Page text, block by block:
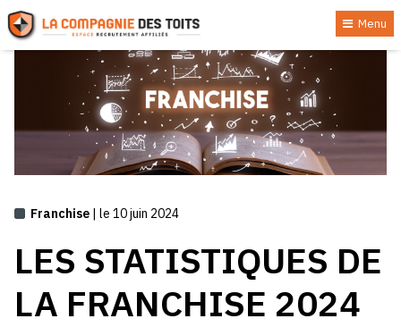
Menu
Franchise | le 10 juin 2024
LES STATISTIQUES DE
LA FRANCHISE 2024